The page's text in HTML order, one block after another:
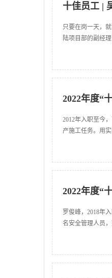
十佳员工 |
只要在岗一天，
陆项目部的副经
2022年度“
2012年入职至今
产施工任务。用
2022年度“
罗俊峰，2018年
名安全管理人员